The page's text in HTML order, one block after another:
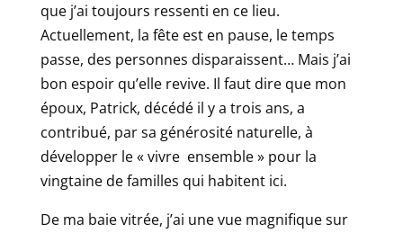
que j’ai toujours ressenti en ce lieu.
Actuellement, la fête est en pause, le temps
passe, des personnes disparaissent… Mais j’ai
bon espoir qu’elle revive. Il faut dire que mon
époux, Patrick, décédé il y a trois ans, a
contribué, par sa générosité naturelle, à
développer le « vivre ensemble » pour la
vingtaine de familles qui habitent ici.
De ma baie vitrée, j’ai une vue magnifique sur